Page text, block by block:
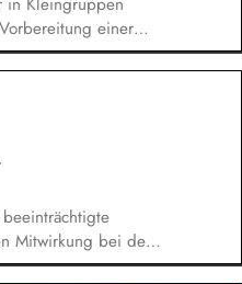
einer
an
den Patient:innen
Mitwirkung bei der
anderen